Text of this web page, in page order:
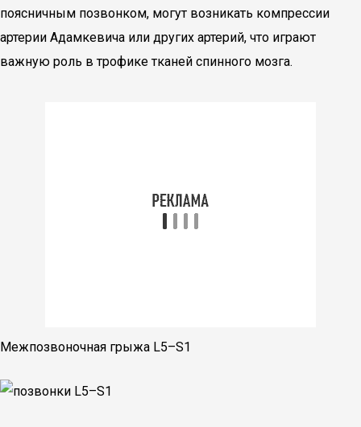
поясничным позвонком, могут возникать компрессии
артерии Адамкевича или других артерий, что играют
важную роль в трофике тканей спинного мозга.
Межпозвоночная грыжа L5–S1